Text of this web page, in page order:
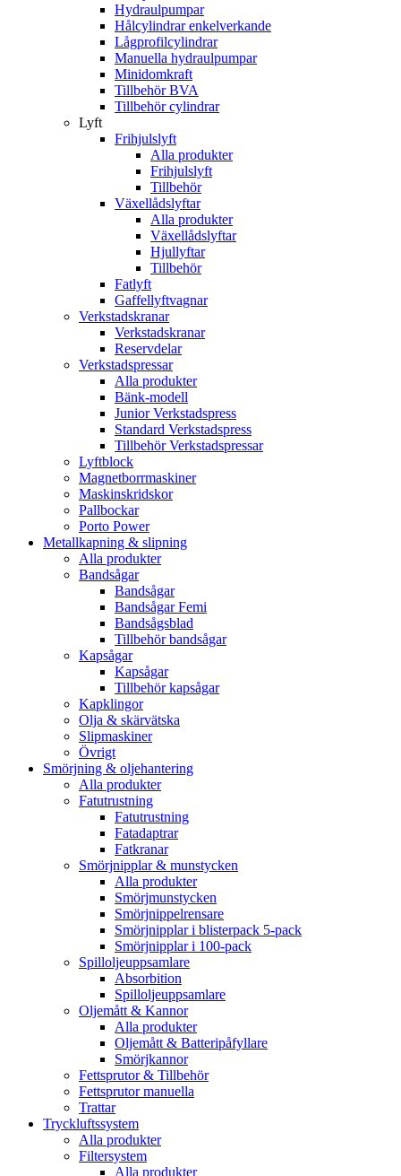
Hydraulpumpar
Hålcylindrar enkelverkande
Lågprofilcylindrar
Manuella hydraulpumpar
Minidomkraft
Tillbehör BVA
Tillbehör cylindrar
Lyft
Frihjulslyft
Alla produkter
Frihjulslyft
Tillbehör
Växellådslyftar
Alla produkter
Växellådslyftar
Hjullyftar
Tillbehör
Fatlyft
Gaffellyftvagnar
Verkstadskranar
Verkstadskranar
Reservdelar
Verkstadspressar
Alla produkter
Bänk-modell
Junior Verkstadspress
Standard Verkstadspress
Tillbehör Verkstadspressar
Lyftblock
Magnetborrmaskiner
Maskinskridskor
Pallbockar
Porto Power
Metallkapning & slipning
Alla produkter
Bandsågar
Bandsågar
Bandsågar Femi
Bandsågsblad
Tillbehör bandsågar
Kapsågar
Kapsågar
Tillbehör kapsågar
Kapklingor
Olja & skärvätska
Slipmaskiner
Övrigt
Smörjning & oljehantering
Alla produkter
Fatutrustning
Fatutrustning
Fatadaptrar
Fatkranar
Smörjnipplar & munstycken
Alla produkter
Smörjmunstycken
Smörjnippelrensare
Smörjnipplar i blisterpack 5-pack
Smörjnipplar i 100-pack
Spilloljeuppsamlare
Absorbition
Spilloljeuppsamlare
Oljemått & Kannor
Alla produkter
Oljemått & Batteripåfyllare
Smörjkannor
Fettsprutor & Tillbehör
Fettsprutor manuella
Trattar
Tryckluftssystem
Alla produkter
Filtersystem
Alla produkter